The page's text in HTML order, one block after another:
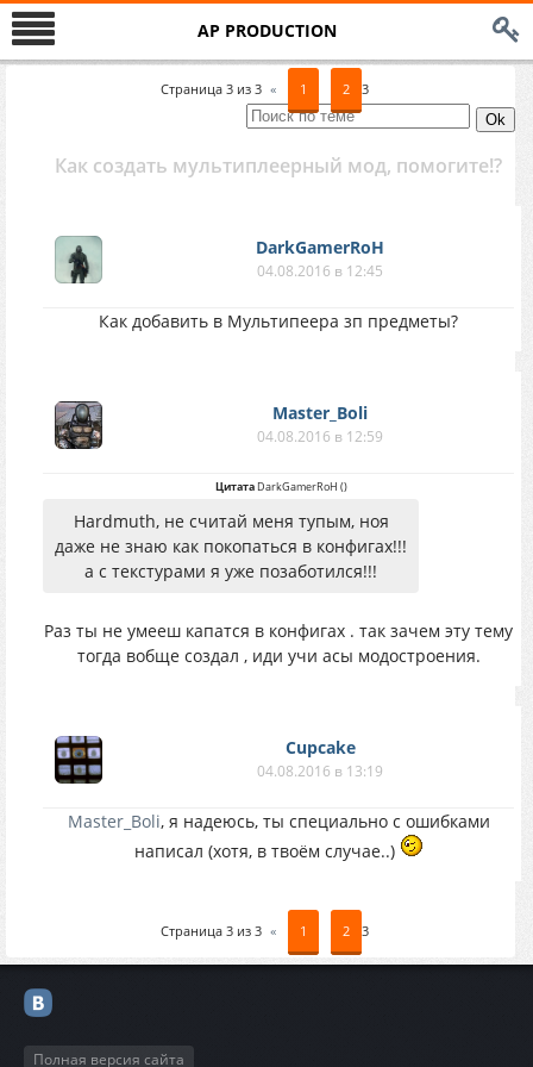
AP PRODUCTION
Страница 3 из 3 « 1 2 3
Как создать мультиплеерный мод, помогите!?
DarkGamerRoH
04.08.2016 в 12:45
Как добавить в Мультипеера зп предметы?
Master_Boli
04.08.2016 в 12:59
ЦитатаDarkGamerRoH ()
Hardmuth, не считай меня тупым, ноя
даже не знаю как покопаться в конфигах!!!
а с текстурами я уже позаботился!!!
Раз ты не умееш капатся в конфигах . так зачем эту тему
тогда вобще создал , иди учи асы модостроения.
Cupcake
04.08.2016 в 13:19
Master_Boli, я надеюсь, ты специально с ошибками
написал (хотя, в твоём случае..)
Страница 3 из 3 « 1 2 3
Полная версия сайта